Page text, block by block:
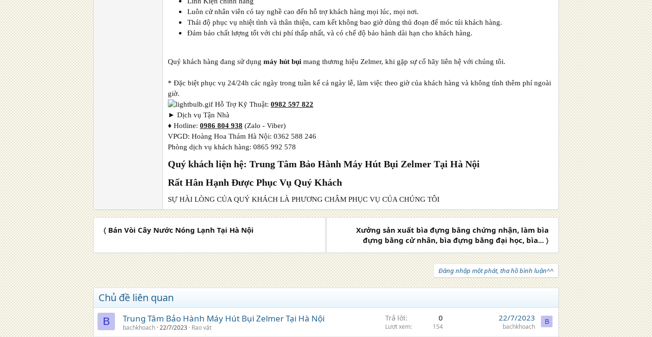
Luôn cử nhân viên có tay nghề cao đến hỗ trợ khách hàng mọi lúc, mọi nơi.
Thái độ phục vụ nhiệt tình và thân thiện, cam kết không bao giờ dùng thủ đoạn để móc túi khách hàng.
Đảm bảo chất lượng tốt với chi phí thấp nhất, và có chế độ bảo hành dài hạn cho khách hàng.
Quý khách hàng đang sử dụng máy hút bụi mang thương hiệu Zelmer, khi gặp sự cố hãy liên hệ với chúng tôi.
* Đặc biệt phục vụ 24/24h các ngày trong tuần kể cả ngày lễ, làm việc theo giờ của khách hàng và không tính thêm phí ngoài
giờ.
Hỗ Trợ Kỹ Thuật: 0982 597 822
► Dịch vụ Tận Nhà
♦ Hotline: 0986 804 938 (Zalo - Viber)
VPGD: Hoàng Hoa Thám Hà Nội: 0362 588 246
Phòng dịch vụ khách hàng: 0865 992 578
Quý khách liện hệ: Trung Tâm Bảo Hành Máy Hút Bụi Zelmer Tại Hà Nội
Rất Hân Hạnh Được Phục Vụ Quý Khách
SỰ HÀI LÒNG CỦA QUÝ KHÁCH LÀ PHƯƠNG CHÂM PHỤC VỤ CỦA CHÚNG TÔI
〈 Bán Vòi Cây Nước Nóng Lạnh Tại Hà Nội
Xưởng sản xuất bìa đựng bằng chứng nhận, làm bìa
đựng bằng cử nhân, bìa đựng bằng đại học, bìa... 〉
Đăng nhập một phát, tha hồ bình luận^^
Chủ đề liên quan
B Trung Tâm Bảo Hành Máy Hút Bụi Zelmer Tại Hà Nội
bachkhoach 22/7/2023 Rao vặt
Trả lời 0
Lượt xem 154
22/7/2023
bachkhoach
B